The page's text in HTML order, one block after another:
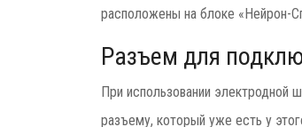
расположены на блоке «Нейрон-
Разъем для
При использовании электродной
разъему, который уже есть у